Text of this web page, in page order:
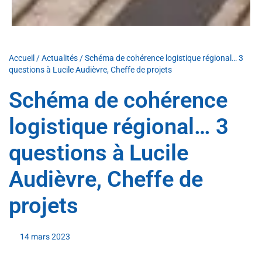
Accueil /Actualités/Schéma de cohérence logistique régional… 3
questions à Lucile Audièvre, Cheffe de projets
Schéma de cohérence
logistique régional… 3
questions à Lucile
Audièvre, Cheffe de
projets
14 mars 2023